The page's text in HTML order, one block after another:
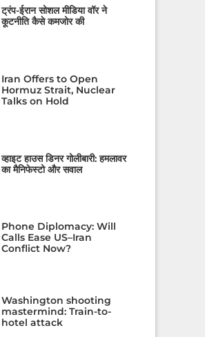
ट्रंप-ईरान सोशल मीडिया वॉर ने
कूटनीति कैसे कमजोर की
Iran Offers to Open
Hormuz Strait, Nuclear
Talks on Hold
व्हाइट हाउस डिनर गोलीबारी: हमलावर
का मैनिफेस्टो और सवाल
Phone Diplomacy: Will
Calls Ease US–Iran
Conflict Now?
Washington shooting
mastermind: Train-to-
hotel attack